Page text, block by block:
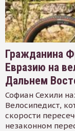
Гражданина
Евразию на
Дальнем
Софиан Сехили
Велосипедист,
скорости
незаконном